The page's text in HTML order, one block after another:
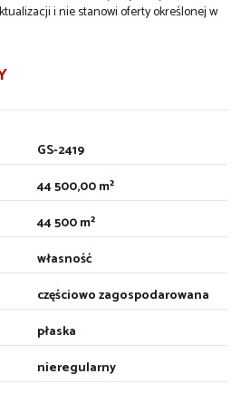
i nie stanowi oferty określonej w
GS-2419
44 500,00 m²
44 500 m²
własność
częściowo zagospodarowana
płaska
nieregularny